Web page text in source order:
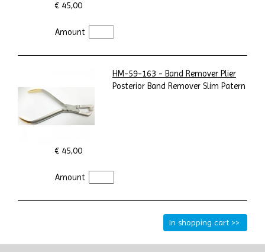
€ 45,00
Amount
HM-59-163 - Band Remover Plier
Posterior Band Remover Slim Patern
€ 45,00
Amount